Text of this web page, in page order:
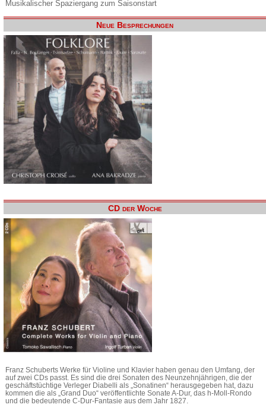
Musikalischer Spaziergang zum Saisonstart
Neue Besprechungen
CD der Woche
Franz Schuberts Werke für Violine und Klavier haben genau den Umfang, der
auf zwei CDs passt. Es sind die drei Sonaten des Neunzehnjährigen, die der
geschäftstüchtige Verleger Diabelli als „Sonatinen“ herausgegeben hat, dazu
kommen die als „Grand Duo“ veröffentlichte Sonate A-Dur, das h-Moll-Rondo
und die bedeutende C-Dur-Fantasie aus dem Jahr 1827.